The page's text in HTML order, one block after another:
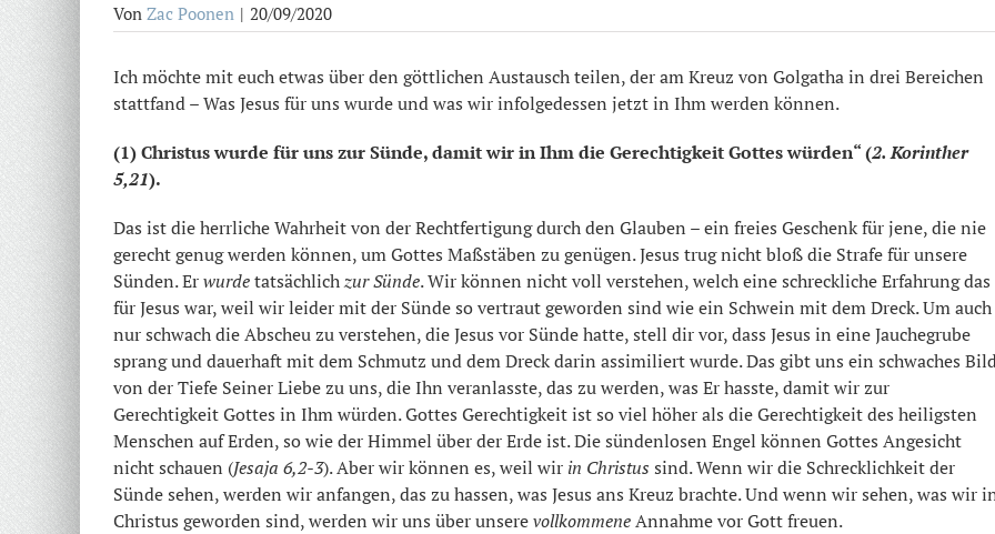
Von Zac Poonen | 20/09/2020
Ich möchte mit euch etwas über den göttlichen Austausch teilen, der am Kreuz von Golgatha in drei Bereichen
stattfand – Was Jesus für uns wurde und was wir infolgedessen jetzt in Ihm werden können.
(1) Christus wurde für uns zur Sünde, damit wir in Ihm die Gerechtigkeit Gottes würden“ (2. Korinther
5,21).
Das ist die herrliche Wahrheit von der Rechtfertigung durch den Glauben – ein freies Geschenk für jene, die nie
gerecht genug werden können, um Gottes Maßstäben zu genügen. Jesus trug nicht bloß die Strafe für unsere
Sünden. Erwurdetatsächlichzur Sünde. Wir können nicht voll verstehen, welch eine schreckliche Erfahrung das
für Jesus war, weil wir leider mit der Sünde so vertraut geworden sind wie ein Schwein mit dem Dreck. Um auch
nur schwach die Abscheu zu verstehen, die Jesus vor Sünde hatte, stell dir vor, dass Jesus in eine Jauchegrube
sprang und dauerhaft mit dem Schmutz und dem Dreck darin assimiliert wurde. Das gibt uns ein schwaches
von der Tiefe Seiner Liebe zu uns, die Ihn veranlasste, das zu werden, was Er hasste, damit wir zur
Gerechtigkeit Gottes in Ihm würden. Gottes Gerechtigkeit ist so viel höher als die Gerechtigkeit des heiligsten
Menschen auf Erden, so wie der Himmel über der Erde ist. Die sündenlosen Engel können Gottes Angesicht
nicht schauen (Jesaja 6,2-3). Aber wir können es, weil wir in Christus sind. Wenn wir die Schrecklichkeit der
Sünde sehen, werden wir anfangen, das zu hassen, was Jesus ans Kreuz brachte. Und wenn wir sehen, was wir
Christus geworden sind, werden wir uns über unserevollkommeneAnnahme vor Gott freuen.